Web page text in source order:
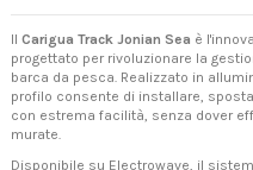
Il Carigua Track Jonian Sea è
progettato per rivoluzionare la
barca da pesca. Realizzato in
profilo consente di installare,
con estrema facilità, senza dover
murate.
Disponibile su Electrowave, il